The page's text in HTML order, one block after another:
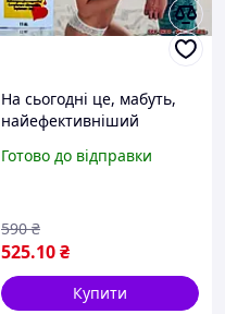
На сьогодні це, мабуть,
найефективніший
одному флаконі!
Готово до відправки
525.10₴
590 ₴
Купити